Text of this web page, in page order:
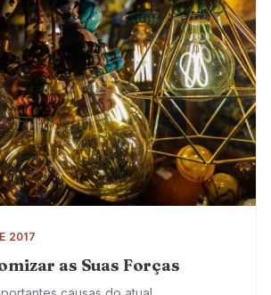
2017
as Suas Forças